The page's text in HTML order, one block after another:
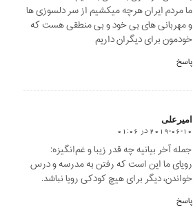
ما مردم ایران هرچه میکشیم از سر دلسوزی ها
و مهربانی های بی خود و بی منطقی هست که
خودمون برای دیگران داریم
پاسخ
امیرعلی
says:
2019-06-10 در 01:06
جمله آخر بیانیه چه قدر زیبا و غم‌انگیزه:
رویای ما این است که رفتن به مدرسه و درس
خواندن، دیگر برای هیچ کودکی رویا نباشد.
پاسخ